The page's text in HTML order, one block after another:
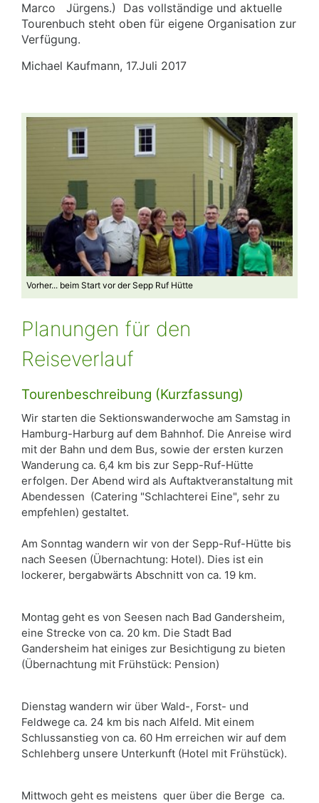
Marco
Jürgens.) Das vollständige und aktuelle
Tourenbuch steht oben für eigene Organisation zur
Verfügung.
Michael Kaufmann, 17.Juli 2017
Vorher... beim Start vor der Sepp Ruf Hütte
Planungen für den
Reiseverlauf
Tourenbeschreibung (Kurzfassung)
Wir starten die Sektionswanderwoche am Samstag in
Hamburg-Harburg auf dem Bahnhof. Die Anreise wird
mit der Bahn und dem Bus, sowie der ersten kurzen
Wanderung ca. 6,4 km bis zur Sepp-Ruf-Hütte
erfolgen. Der Abend wird als Auftaktveranstaltung mit
Abendessen (Catering "Schlachterei Eine", sehr zu
empfehlen) gestaltet.
Am Sonntag wandern wir von der Sepp-Ruf-Hütte bis
nach Seesen (Übernachtung: Hotel). Dies ist ein
lockerer, bergabwärts Abschnitt von ca. 19 km.
Montag geht es von Seesen nach Bad Gandersheim,
eine Strecke von ca. 20 km. Die Stadt Bad
Gandersheim hat einiges zur Besichtigung zu bieten
(Übernachtung mit Frühstück: Pension)
Dienstag wandern wir über Wald-, Forst- und
Feldwege ca. 24 km bis nach Alfeld. Mit einem
Schlussanstieg von ca. 60 Hm erreichen wir auf dem
Schlehberg unsere Unterkunft (Hotel mit Frühstück).
Mittwoch geht es meistens quer über die Berge ca.